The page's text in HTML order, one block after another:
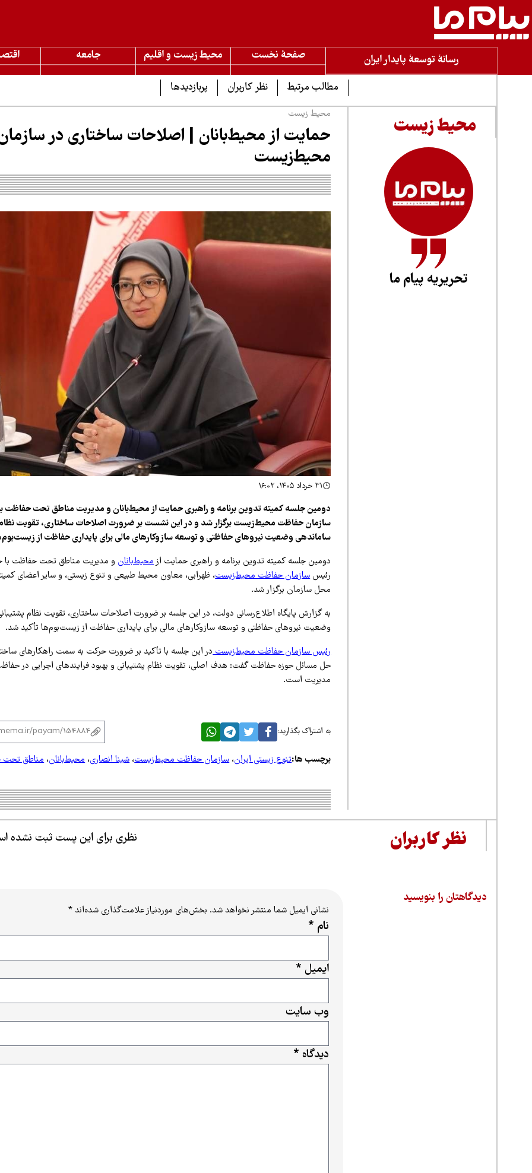
رسانۀ توسعۀ پایدار ایران صفحۀ نخست محیط زیست و اقلیم جامعه
مطالب مرتبط نظر کاربران پربازدیدها
محیط زیست
تحریریه پیام ما
محیط زیست
حمایت از محیط‌بانان | اصلاحات ساختاری در
محیط‌زیست
۳۱ خرداد ۱۴۰۵، ۱۶:۰۲
دومین جلسه کمیته تدوین برنامه و راهبری حمایت از محیط‌بانان و مدیریت مناطق تحت حفاظت
سازمان حفاظت محیط‌زیست برگزار شد و در این نشست بر ضرورت اصلاحات ساختاری، تقویت نظام
ساماندهی وضعیت نیروهای حفاظتی و توسعه سازوکارهای مالی برای پایداری حفاظت از
دومین جلسه کمیته تدوین برنامه و راهبری حمایت ازمحیط‌بانان و مدیریت مناطق تحت حفاظت با
رئیسسازمان حفاظت محیط‌زیست، ظهرابی، معاون محیط طبیعی و تنوع زیستی، و سایر اعضای
محل سازمان برگزار شد.
به گزارش پایگاه اطلاع‌رسانی دولت، در این جلسه بر ضرورت اصلاحات ساختاری، تقویت نظام
وضعیت نیروهای حفاظتی و توسعه سازوکارهای مالی برای پایداری حفاظت از زیست‌بوم‌ها تأکید شد.
رئیس سازمان حفاظت محیط‌زیستدر این جلسه با تأکید بر ضرورت حرکت به سمت راهکارهای
حل مسائل حوزه حفاظت گفت: هدف اصلی، تقویت نظام پشتیبانی و بهبود فرایندهای اجرایی در
مدیریت است.
به اشتراک بگذارید:
برچسب ها:تنوع زیستی ایران،سازمان حفاظت محیط‌زیست،شینا انصاری،محیط‌بانان،مناطق
نظر کاربران نظری برای این پست ثبت نشده
دیدگاهتان را بنویسید
نشانی ایمیل شما منتشر نخواهد شد. بخش‌های موردنیاز علامت‌گذاری شده‌اند*
دیدگاه *
نام *
ایمیل *
وب‌ سایت